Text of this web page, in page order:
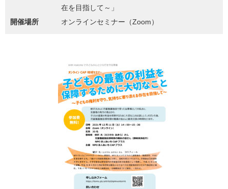
在を目指して～」
開催場所
オンラインセミナー（Zoom）